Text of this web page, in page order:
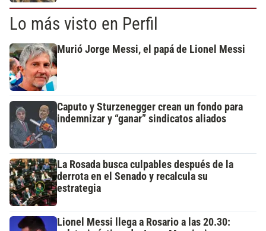
Lo más visto en Perfil
Murió Jorge Messi, el papá de Lionel Messi
Caputo y Sturzenegger crean un fondo para
indemnizar y “ganar” sindicatos aliados
La Rosada busca culpables después de la
derrota en el Senado y recalcula su
estrategia
Lionel Messi llega a Rosario a las 20.30: